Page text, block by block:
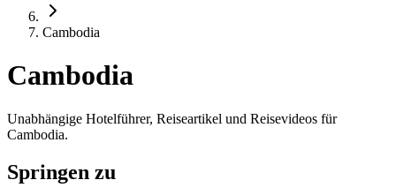
Cambodia
Cambodia
Unabhängige Hotelführer, Reiseartikel und Reisevideos für
Cambodia.
Springen zu